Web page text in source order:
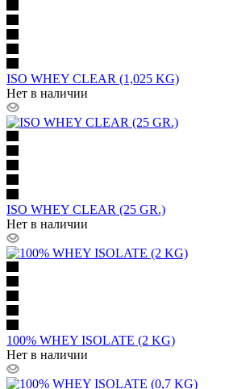
ISO WHEY CLEAR (1,025 KG)
Нет в наличии
ISO WHEY CLEAR (25 GR.)
Нет в наличии
100% WHEY ISOLATE (2 KG)
Нет в наличии